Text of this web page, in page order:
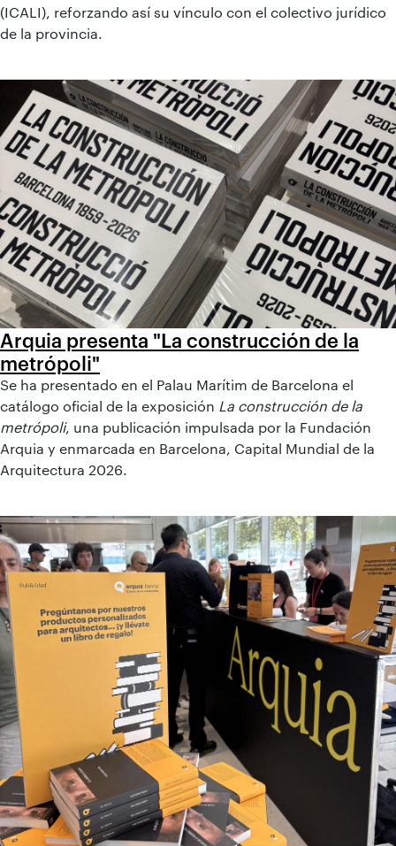
(ICALI), reforzando así su vínculo con el colectivo jurídico
de la provincia.
Arquia presenta "La construcción de la
metrópoli"
Se ha presentado en el Palau Marítim de Barcelona el
catálogo oficial de la exposición La construcción de la
metrópoli, una publicación impulsada por la Fundación
Arquia y enmarcada en Barcelona, Capital Mundial de la
Arquitectura 2026.